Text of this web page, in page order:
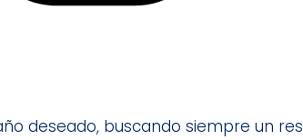
deseado, buscando siempre un